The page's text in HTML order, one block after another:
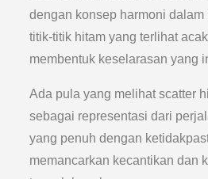
dengan konsep harmoni
titik-titik hitam yang terlihat
membentuk keselarasan yang
Ada pula yang melihat scatter
sebagai representasi dari
yang penuh dengan
memancarkan kecantikan dan